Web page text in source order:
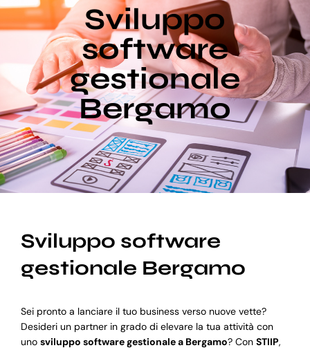
Chi Siamo
Portfolio
Blog
Supporto
Sviluppo
software
gestionale
Bergamo
Sviluppo software
gestionale Bergamo
Sei pronto a lanciare il tuo business verso nuove vette?
Desideri un partner in grado di elevare la tua attività con
uno sviluppo software gestionale a Bergamo? Con STIIP,